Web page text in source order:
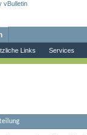
Links Services